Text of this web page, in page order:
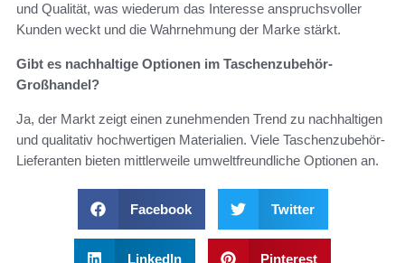
und Qualität, was wiederum das Interesse anspruchsvoller
Kunden weckt und die Wahrnehmung der Marke stärkt.
Gibt es nachhaltige Optionen im Taschenzubehör-
Großhandel?
Ja, der Markt zeigt einen zunehmenden Trend zu nachhaltigen
und qualitativ hochwertigen Materialien. Viele Taschenzubehör-
Lieferanten bieten mittlerweile umweltfreundliche Optionen an.
Facebook Twitter
LinkedIn Pinterest